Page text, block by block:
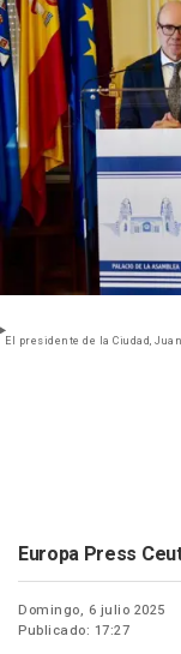
El presidente de la Ciudad,
Europa Press
Domingo, 6 julio 2025
Publicado: 17:27